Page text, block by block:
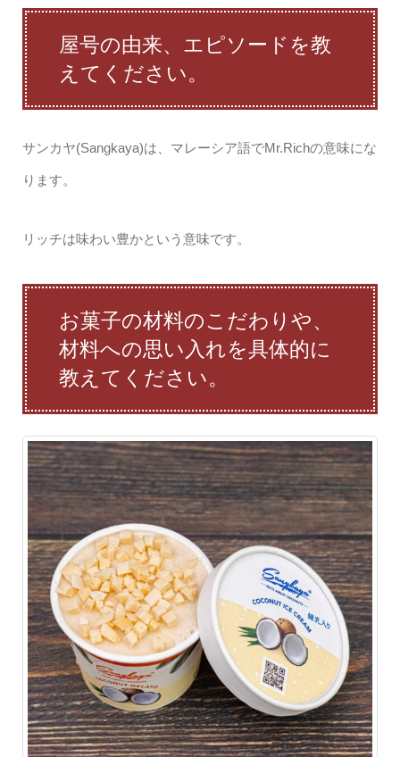
屋号の由来、エピソードを教
えてください。
サンカヤ(Sangkaya)は、マレーシア語でMr.Richの意味にな
ります。
リッチは味わい豊かという意味です。
お菓子の材料のこだわりや、
材料への思い入れを具体的に
教えてください。